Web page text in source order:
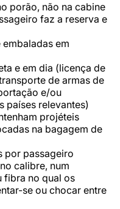
porão, não na cabine
faz a reserva e
em
e em dia (licença de
de armas de
e/ou
países relevantes)
projéteis
na bagagem de
por passageiro
calibre, num
fibra no qual os
se ou chocar entre